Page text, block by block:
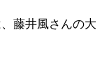
藤井風さんの大